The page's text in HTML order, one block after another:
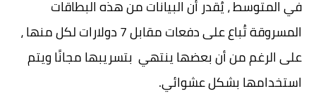
في المتوسط ​​، يُقدر أن البيانات من هذه البطاقات
المسروقة تُباع على دفعات مقابل 7 دولارات لكل منها ،
على الرغم من أن بعضها ينتهي بتسريبها مجانًا ويتم
استخدامها بشكل عشوائي.